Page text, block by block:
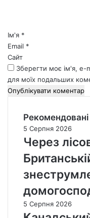
*
Ім'я *
Email *
Сайт
Зберегти моє ім'я, e-
для моїх подальших
Рекомендовані
5 Серпня 2026
Через
5 Серпня 2026